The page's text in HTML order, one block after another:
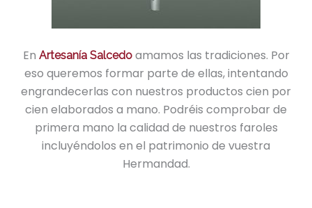
En Artesanía Salcedoamamos las tradiciones. Por
eso queremos formar parte de ellas, intentando
engrandecerlas con nuestros productos cien por
cien elaborados a mano. Podréis comprobar de
primera mano la calidad de nuestros faroles
incluyéndolos en el patrimonio de vuestra
Hermandad.